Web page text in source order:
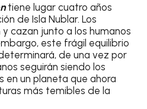
tiene lugar cuatro años
de Isla Nublar. Los
cazan junto a los humanos
este frágil equilibrio
de una vez por
seguirán siendo los
en un planeta que ahora
más temibles de la